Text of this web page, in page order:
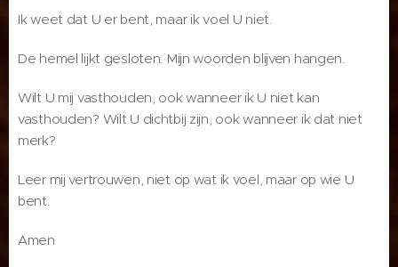
Ik weet dat U er bent, maar ik voel U niet.
De hemel lijkt gesloten. Mijn woorden blijven hangen.
Wilt U mij vasthouden, ook wanneer ik U niet kan
vasthouden? Wilt U dichtbij zijn, ook wanneer ik dat niet
merk?
Leer mij vertrouwen, niet op wat ik voel, maar op wie U
bent.
Amen